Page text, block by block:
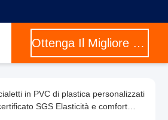
Ottenga Il Migliore Prezzo
in PVC di plastica personalizzati
SGS Elasticità e comfort